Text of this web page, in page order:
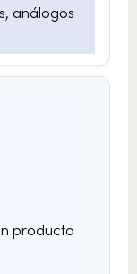
análogos
producto